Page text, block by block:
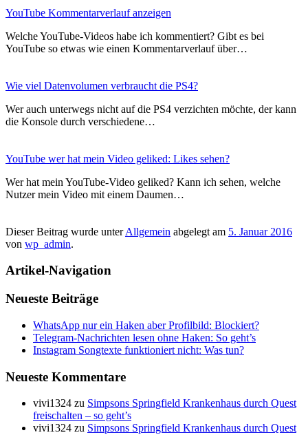
YouTube Kommentarverlauf anzeigen
Welche YouTube-Videos habe ich kommentiert? Gibt es bei
YouTube so etwas wie einen Kommentarverlauf über…
Wie viel Datenvolumen verbraucht die PS4?
Wer auch unterwegs nicht auf die PS4 verzichten möchte, der kann
die Konsole durch verschiedene…
YouTube wer hat mein Video geliked: Likes sehen?
Wer hat mein YouTube-Video geliked? Kann ich sehen, welche
Nutzer mein Video mit einem Daumen…
Dieser Beitrag wurde unterAllgemein abgelegt am 5. Januar 2016
von wp_admin.
Artikel-Navigation
Neueste Beiträge
WhatsApp nur ein Haken aber Profilbild: Blockiert?
Telegram-Nachrichten lesen ohne Haken: So geht’s
Instagram Songtexte funktioniert nicht: Was tun?
Neueste Kommentare
vivi1324 zu Simpsons Springfield Krankenhaus durch Quest
freischalten – so geht’s
vivi1324 zu Simpsons Springfield Krankenhaus durch Quest